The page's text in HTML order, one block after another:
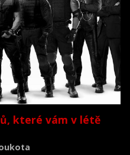
které vám v létě